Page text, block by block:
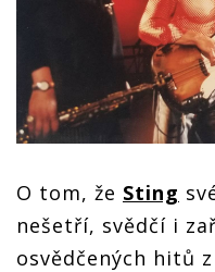
O tom, že Sting
nešetří, svědčí i
osvědčených hitů